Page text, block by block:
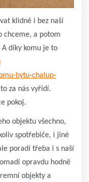
klidně i bez naší
chceme, a potom
díky komu je to
bytu-chalup-
za nás vyřídí.
pokoj.
objektu všechno,
spotřebiče, i jiné
poradí třeba i s naší
opravdu hodně
objekty a